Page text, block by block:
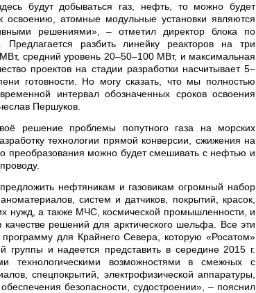
будут добываться газ, нефть, то можно будет
атомные модульные установки являются
решениями», – отметил директор блока по
Предлагается разбить линейку реакторов на три
средний уровень 20–50–100 МВт, и максимальная
проектов на стадии разработки насчитывает 5–
готовности. Но могу сказать, что мы полностью
интервал обозначенных сроков освоения
Першуков.
решение проблемы попутного газа на морских
технологии прямой конверсии, сжижения на
преобразования можно будет смешивать с нефтью и
нефтяникам и газовикам огромный набор
систем и датчиков, покрытий, красок,
нужд, а также МЧС, космической промышленности, и
качестве решений для арктического шельфа. Все эти
для Крайнего Севера, которую «Росатом»
группы и надеется представить в середине 2015 г.
технологическими возможностями в смежных с
спецпокрытий, электрофизической аппаратуры,
безопасности, судостроении», – пояснил